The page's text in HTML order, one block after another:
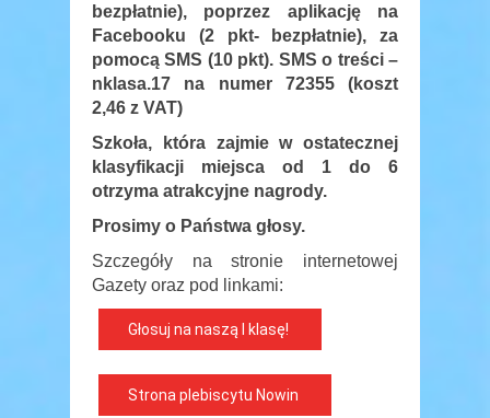
bezpłatnie), poprzez aplikację na
Facebooku (2 pkt- bezpłatnie), za
pomocą SMS (10 pkt). SMS o treści –
nklasa.17 na numer 72355 (koszt
2,46 z VAT)
Szkoła, która zajmie w ostatecznej
klasyfikacji miejsca od 1 do 6
otrzyma atrakcyjne nagrody.
Prosimy o Państwa głosy.
Szczegóły na stronie internetowej
Gazety oraz pod linkami:
Głosuj na naszą I klasę!
Strona plebiscytu Nowin